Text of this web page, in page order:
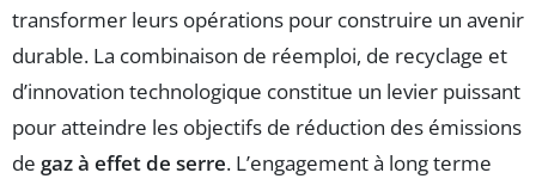
transformer leurs opérations pour construire un avenir
durable. La combinaison de réemploi, de recyclage et
d’innovation technologique constitue un levier puissant
pour atteindre les objectifs de réduction des émissions
de gaz à effet de serre. L’engagement à long terme